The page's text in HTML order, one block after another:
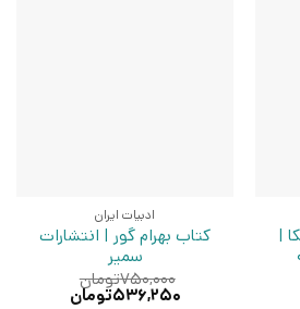
|
ادبیات ایران
کتاب بهرام گور | انتشارات
سمیر
۷۵۰,۰۰۰تومان
قیمت
۵۳۶,۲۵۰تومان